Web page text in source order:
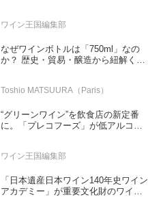
ワイン王国編集部
なぜワインボトルは「750ml」なの
か？ 歴史・貿易・醸造から紐解く4
Toshio MATSUURA（Paris）
“グリーンワイン”を飲食店の新定番
に。「プレコフーズ」が低アルコー
ワイン王国編集部
「日本遺産日本ワイン140年史ワイン
アカデミー」が重要文化財のワイナ